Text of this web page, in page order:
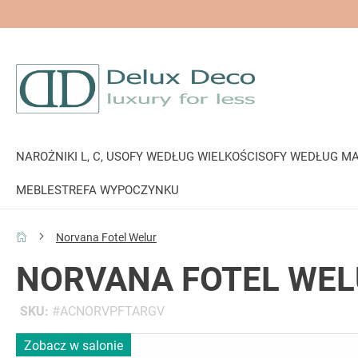
NAROŻNIKI L, C, USOFY WEDŁUG WIELKOŚCISOFY WEDŁUG
MEBLESTREFA WYPOCZYNKU
Norvana Fotel Welur
NORVANA FOTEL
SKU
ACNORVPFTARGV
Przejdź
Zobacz w salonie